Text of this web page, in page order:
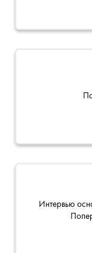
Интервью